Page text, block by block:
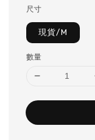
尺寸
現貨/M
數量